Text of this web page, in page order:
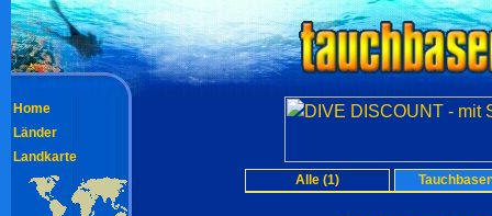
Alle (1)
Home
Länder
Landkarte